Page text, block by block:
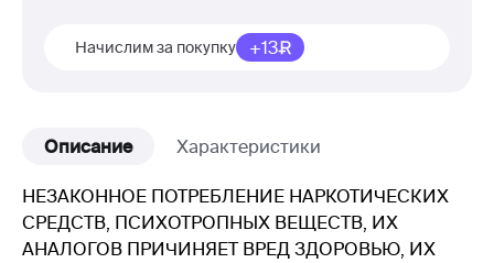
Начислим за покупку +13
Описание Характеристики
НЕЗАКОННОЕ ПОТРЕБЛЕНИЕ НАРКОТИЧЕСКИХ
СРЕДСТВ, ПСИХОТРОПНЫХ ВЕЩЕСТВ, ИХ
АНАЛОГОВ ПРИЧИНЯЕТ ВРЕД ЗДОРОВЬЮ, ИХ